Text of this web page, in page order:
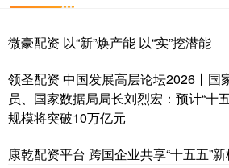
微豪配资 以“新”焕产能 以“实”挖潜能
领圣配资 中国发展高层论坛2026丨国
员、国家数据局局长刘烈宏：预计“十
规模将突破10万亿元
康乾配资平台 跨国企业共享“十五五”